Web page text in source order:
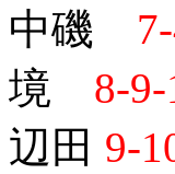
中磯
境 8-
辺田 9-